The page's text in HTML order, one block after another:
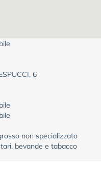
6
non specializzato
bevande e tabacco